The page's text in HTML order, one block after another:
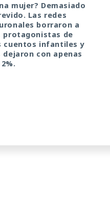
mujer? Demasiado
Las redes
borraron a
protagonistas de
cuentos infantiles y
dejaron con apenas